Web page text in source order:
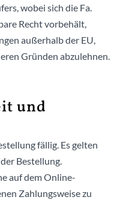
wobei sich die Fa.
Recht vorbehält,
außerhalb der EU,
Gründen abzulehnen.
und
fällig. Es gelten
Bestellung.
auf dem Online-
Zahlungsweise zu